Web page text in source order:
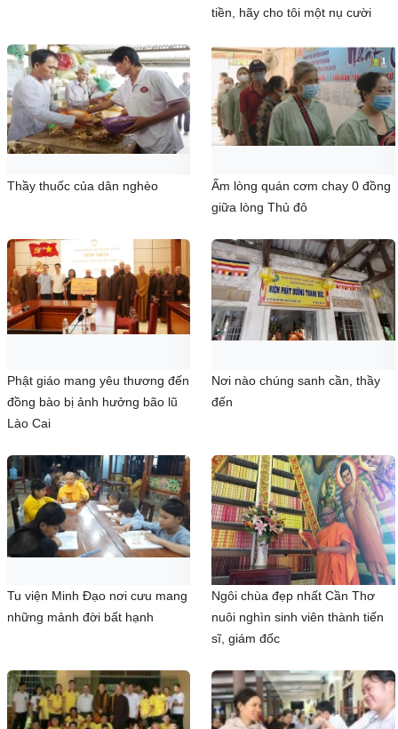
tiền, hãy cho tôi một nụ cười
Thầy thuốc của dân nghèo
Ấm lòng quán cơm chay 0 đồng
giữa lòng Thủ đô
Phật giáo mang yêu thương đến
đồng bào bị ảnh hưởng bão lũ
Lào Cai
Nơi nào chúng sanh cần, thầy
đến
Tu viện Minh Đạo nơi cưu mang
những mảnh đời bất hạnh
Ngôi chùa đẹp nhất Cần Thơ
nuôi nghìn sinh viên thành tiến
sĩ, giám đốc